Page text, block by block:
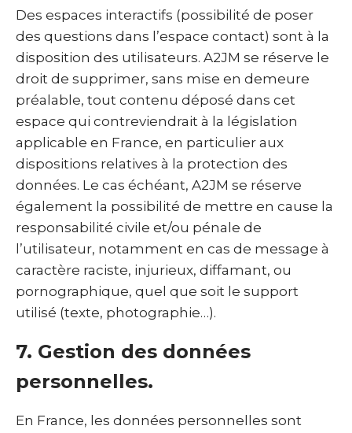
Des espaces interactifs (possibilité de poser
des questions dans l’espace contact) sont à la
disposition des utilisateurs. A2JM se réserve le
droit de supprimer, sans mise en demeure
préalable, tout contenu déposé dans cet
espace qui contreviendrait à la législation
applicable en France, en particulier aux
dispositions relatives à la protection des
données. Le cas échéant, A2JM se réserve
également la possibilité de mettre en cause la
responsabilité civile et/ou pénale de
l’utilisateur, notamment en cas de message à
caractère raciste, injurieux, diffamant, ou
pornographique, quel que soit le support
utilisé (texte, photographie…).
7. Gestion des données
personnelles.
En France, les données personnelles sont